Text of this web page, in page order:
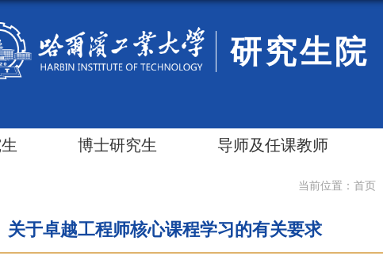
研究生院
博士研究生 导师及任课教师
当前位置： 首页
关于卓越工程师核心课程学习的有关要求